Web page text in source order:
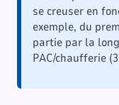
se creuser en
exemple, du
partie par la
PAC/chaufferie